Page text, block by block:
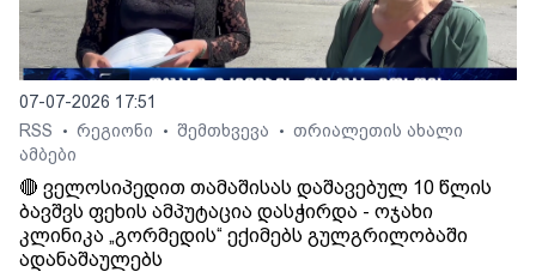
07-07-2026 17:51
RSS
• რეგიონი • შემთხვევა • თრიალეთის ახალი
ამბები
🔴 ველოსიპედით თამაშისას დაშავებულ 10 წლის
ბავშვს ფეხის ამპუტაცია დასჭირდა - ოჯახი
კლინიკა „გორმედის“ ექიმებს გულგრილობაში
ადანაშაულებს